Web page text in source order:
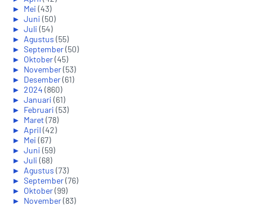
► Mei (43)
► Juni (50)
► Juli (54)
► Agustus (55)
► September(50)
► Oktober(45)
► November(53)
► Desember(61)
► 2024 (860)
► Januari (61)
► Februari (53)
► Maret(78)
► April(42)
► Mei (67)
► Juni (59)
► Juli (68)
► Agustus (73)
► September(76)
► Oktober(99)
► November(83)